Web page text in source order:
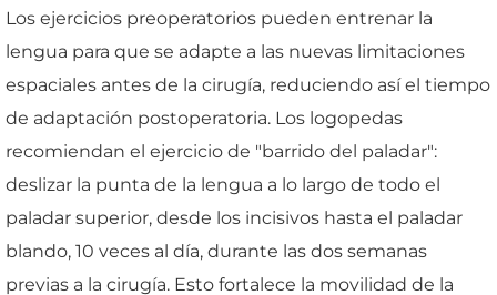
Los ejercicios preoperatorios pueden entrenar la
lengua para que se adapte a las nuevas limitaciones
espaciales antes de la cirugía, reduciendo así el tiempo
de adaptación postoperatoria. Los logopedas
recomiendan el ejercicio de "barrido del paladar":
deslizar la punta de la lengua a lo largo de todo el
paladar superior, desde los incisivos hasta el paladar
blando, 10 veces al día, durante las dos semanas
previas a la cirugía. Esto fortalece la movilidad de la